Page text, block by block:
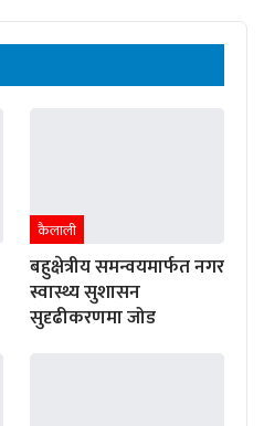
कैलाली
बहुक्षेत्रीय समन्वयमार्फत नगर
स्वास्थ्य सुशासन
सुदृढीकरणमा जोड